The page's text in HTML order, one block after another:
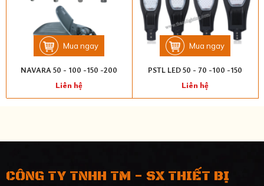
Mua ngay
NAVARA 50 - 100 -150 -200
Liên hệ
Mua ngay
PSTL LED 50 - 70 -100 -150
Liên hệ
CÔNG TY TNHH TM - SX THIẾT BỊ